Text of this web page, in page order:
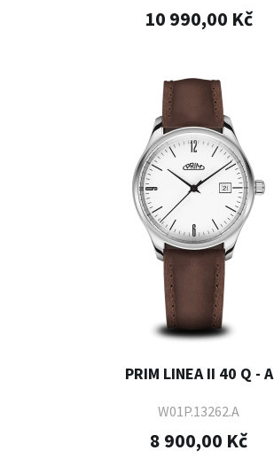
10 990,00 Kč
PRIM LINEA II 40 Q - A
W01P.13262.A
8 900,00 Kč